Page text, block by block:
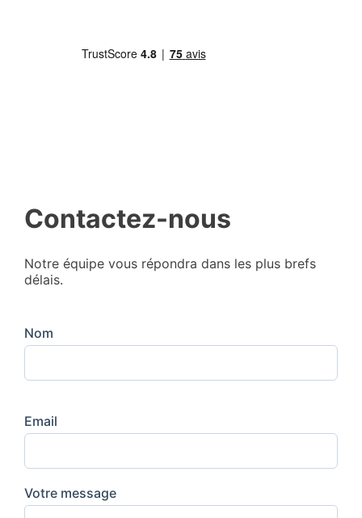
Contactez-nous
Notre équipe vous répondra dans les plus brefs
délais.
Nom
Email
Votre message